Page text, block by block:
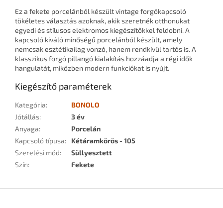
Ez a fekete porcelánból készült vintage forgókapcsoló
tökéletes választás azoknak, akik szeretnék otthonukat
egyedi és stílusos elektromos kiegészítőkkel feldobni. A
kapcsoló kiváló minőségű porcelánból készült, amely
nemcsak esztétikailag vonzó, hanem rendkívül tartós is. A
klasszikus forgó pillangó kialakítás hozzáadja a régi idők
hangulatát, miközben modern funkciókat is nyújt.
Kiegészítő paraméterek
Kategória:
BONOLO
Jótállás:
3 év
Anyaga:
Porcelán
Kapcsoló típusa:
Kétáramkörös - 105
Szerelési mód:
Süllyesztett
Szín: Fekete